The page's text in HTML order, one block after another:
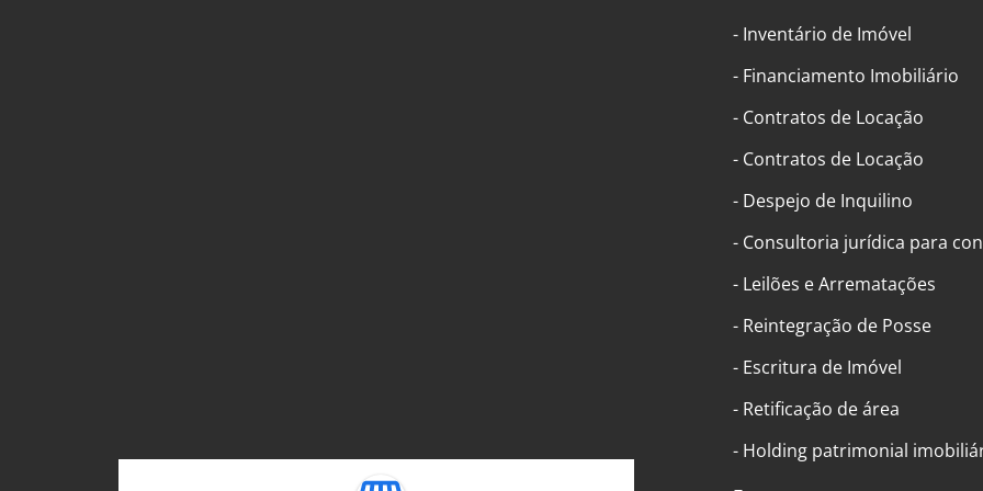
- Inventário de Imóvel
- Financiamento Imobiliário
- Contratos de Locação
- Contratos de Locação
- Despejo de Inquilino
- Consultoria jurídica para
- Leilões e Arrematações
- Reintegração de Posse
- Escritura de Imóvel
- Retificação de área
- Holding patrimonial